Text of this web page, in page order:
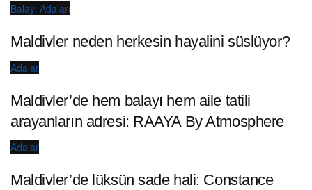
Balayı Adaları
Maldivler neden herkesin hayalini süslüyor?
Adalar
Maldivler’de hem balayı hem aile tatili
arayanların adresi: RAAYA By Atmosphere
Adalar
Maldivler’de lüksün sade hali: Constance